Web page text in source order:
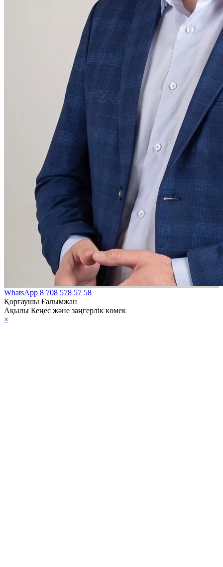
WhatsApp 8 708 578 57 58
Қорғаушы Ғалымжан
Ақылы Кеңес және заңгерлік көмек
×